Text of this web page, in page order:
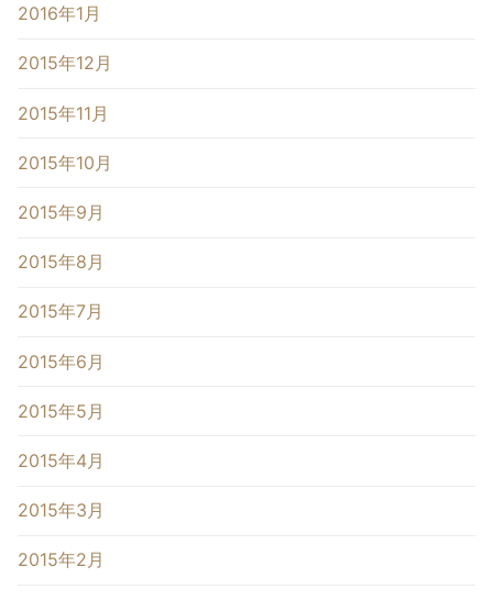
2016年1月
2015年12月
2015年11月
2015年10月
2015年9月
2015年8月
2015年7月
2015年6月
2015年5月
2015年4月
2015年3月
2015年2月